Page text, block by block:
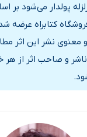
پولدار می‌شود بر
کتابراه عرضه
نشر این اثر
و صاحب اثر از هر